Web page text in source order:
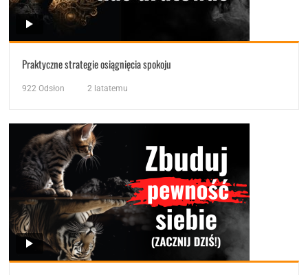
Praktyczne strategie osiągnięcia spokoju
922 Odsłon 2 latatemu